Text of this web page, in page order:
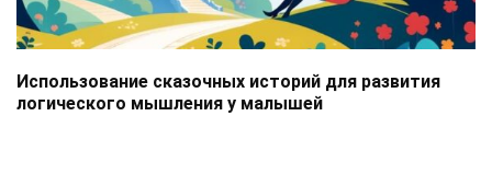
Использование сказочных историй для развития
логического мышления у малышей